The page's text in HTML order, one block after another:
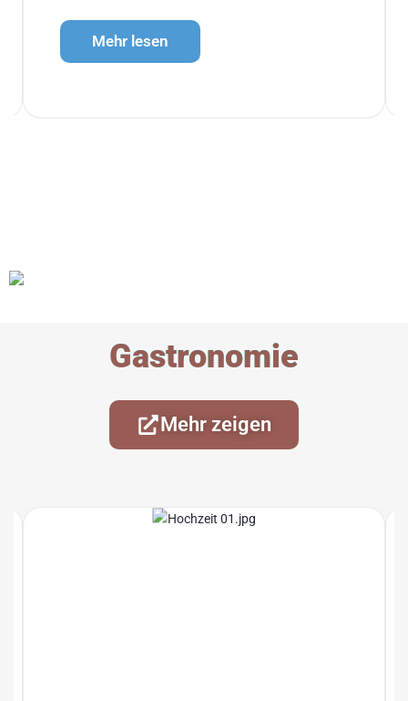
Mehr lesen
Gastronomie
Mehr zeigen